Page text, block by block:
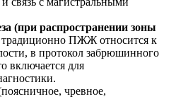
(при распространении зоны
традиционно ПЖЖ относится к
в протокол забрюшинного
включается для
чревное,